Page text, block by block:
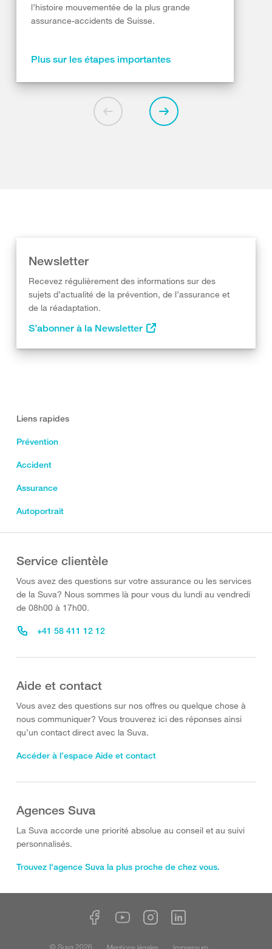
l’histoire mouvementée de la plus grande
assurance-accidents de Suisse.
Plus sur les étapes importantes
Newsletter
Recevez régulièrement des informations sur des
sujets d’actualité de la prévention, de l’assurance et
de la réadaptation.
S’abonner à la Newsletter
Liens rapides
Prévention
Accident
Assurance
Autoportrait
Service clientèle
Vous avez des questions sur votre assurance ou les services
de la Suva? Nous sommes là pour vous du lundi au vendredi
de 08h00 à 17h00.
+41 58 411 12 12
Aide et contact
Vous avez des questions sur nos offres ou quelque chose à
nous communiquer? Vous trouverez ici des réponses ainsi
qu’un contact direct avec la Suva.
Accéder à l’espace Aide et contact
Agences Suva
La Suva accorde une priorité absolue au conseil et au suivi
personnalisés.
Trouvez l'agence Suva la plus proche de chez vous.
© Suva 2026